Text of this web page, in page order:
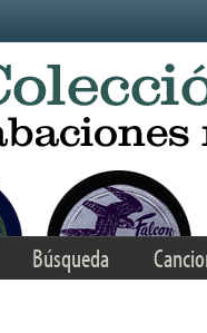
Búsqueda